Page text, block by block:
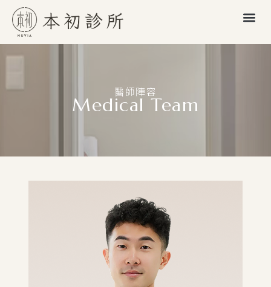
醫師陣容
Medical Team